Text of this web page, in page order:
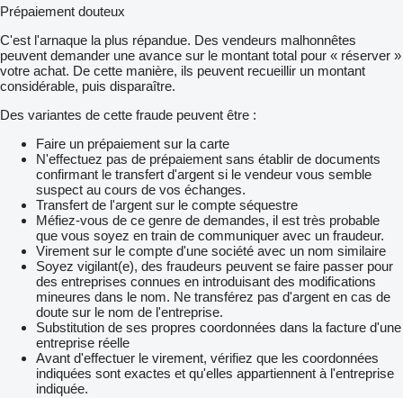
Prépaiement douteux
C'est l'arnaque la plus répandue. Des vendeurs malhonnêtes
peuvent demander une avance sur le montant total pour « réserver »
votre achat. De cette manière, ils peuvent recueillir un montant
considérable, puis disparaître.
Des variantes de cette fraude peuvent être :
Faire un prépaiement sur la carte
N'effectuez pas de prépaiement sans établir de documents
confirmant le transfert d'argent si le vendeur vous semble
suspect au cours de vos échanges.
Transfert de l'argent sur le compte séquestre
Méfiez-vous de ce genre de demandes, il est très probable
que vous soyez en train de communiquer avec un fraudeur.
Virement sur le compte d'une société avec un nom similaire
Soyez vigilant(e), des fraudeurs peuvent se faire passer pour
des entreprises connues en introduisant des modifications
mineures dans le nom. Ne transférez pas d'argent en cas de
doute sur le nom de l'entreprise.
Substitution de ses propres coordonnées dans la facture d'une
entreprise réelle
Avant d'effectuer le virement, vérifiez que les coordonnées
indiquées sont exactes et qu'elles appartiennent à l'entreprise
indiquée.